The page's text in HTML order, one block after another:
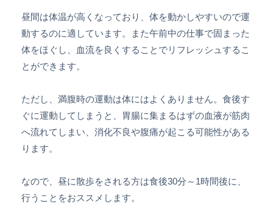
昼間は体温が高くなっており、体を動かしやすいので運
動するのに適しています。また午前中の仕事で固まった
体をほぐし、血流を良くすることでリフレッシュするこ
とができます。
ただし、満腹時の運動は体にはよくありません。食後す
ぐに運動してしまうと、胃腸に集まるはずの血液が筋肉
へ流れてしまい、消化不良や腹痛が起こる可能性がある
ります。
なので、昼に散歩をされる方は食後30分～1時間後に、
行うことをおススメします。